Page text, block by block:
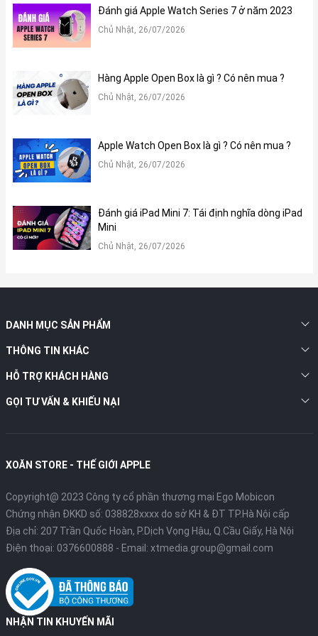
Cả hai màu sắc trên Macbook Pro 16 M1 Pro 2020 đều được
hoàn thiện tỉ mỉ trên lớp vỏ nhôm nguyên khối, mang lại cảm
giác cao cấp và độ bền bỉ.
MacBook Pro 16 M1 Pro 2020 có giá bao nhiêu?
Phiên bản
M1P/16/1TB
M1P/32/512
Có nên mua Macbook Pro 16 M1 Pro 2020 ở thời điểm
hiện tại?
Macbook Pro 16 M1 Pro 2020 là một cỗ máy làm việc chuyên
nghiệp thực thụ, với hiệu năng vượt trội từ chip M1 Pro, màn
hình Liquid Retina XDR tuyệt đẹp, thiết kế mới hiện đại và nhiều
cổng kết nối. Đây là lựa chọn hàng đầu cho những người dùng đòi
hỏi hiệu suất cao nhất.
Đánh giá Apple Watch Series 7 ở năm 2023
Chủ Nhật, 26/07/2026
Hàng Apple Open Box là gì ? Có nên mua ?
Chủ Nhật, 26/07/2026
Apple Watch Open Box là gì ? Có nên mua ?
Chủ Nhật, 26/07/2026
Đánh giá iPad Mini 7: Tái định nghĩa dòng iPad
Mini
Chủ Nhật, 26/07/2026
DANH MỤC SẢN PHẨM
THÔNG TIN KHÁC
HỖ TRỢ KHÁCH HÀNG
GỌI TƯ VẤN & KHIẾU NẠI
XOĂN STORE - THẾ GIỚI APPLE
Copyright@ 2023 Công ty cổ phần thương mại Ego Mobicon
Chứng nhận ĐKKD số: 038828xxxx do sở KH & ĐT TP.Hà Nội cấp
Địa chỉ: 207 Trần Quốc Hoàn, P.Dịch Vọng Hậu, Q.Cầu Giấy, Hà Nội
Điện thoại: 0376600888 - Email: xtmedia.group@gmail.com
NHẬN TIN KHUYẾN MÃI